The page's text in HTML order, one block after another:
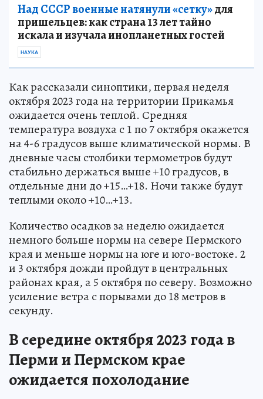
Над СССР военные натянули «сетку»для
пришельцев: как страна 13 лет тайно
искала и изучала инопланетных гостей
НАУКА
Как рассказали синоптики, первая неделя
октября 2023 года на территории Прикамья
ожидается очень теплой. Средняя
температура воздуха с 1 по 7 октября окажется
на 4-6 градусов выше климатической нормы. В
дневные часы столбики термометров будут
стабильно держаться выше +10 градусов, в
отдельные дни до +15…+18. Ночи также будут
теплыми около +10…+13.
Количество осадков за неделю ожидается
немного больше нормы на севере Пермского
края и меньше нормы на юге и юго-востоке. 2
и 3 октября дожди пройдут в центральных
районах края, а 5 октября по северу. Возможно
усиление ветра с порывами до 18 метров в
секунду.
В середине октября 2023 года в
Перми и Пермском крае
ожидается похолодание